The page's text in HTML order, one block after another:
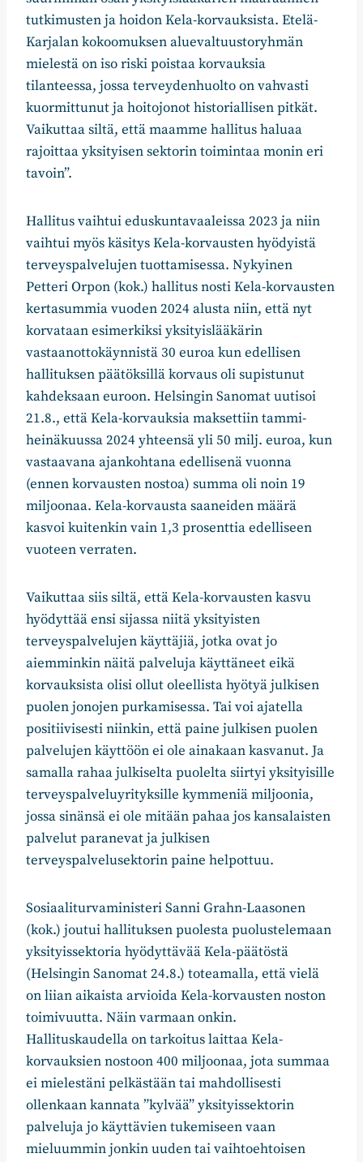
tutkimusten ja hoidon Kela-korvauksista. Etelä-
Karjalan kokoomuksen aluevaltuustoryhmän
mielestä on iso riski poistaa korvauksia
tilanteessa, jossa terveydenhuolto on vahvasti
kuormittunut ja hoitojonot historiallisen pitkät.
Vaikuttaa siltä, että maamme hallitus haluaa
rajoittaa yksityisen sektorin toimintaa monin eri
tavoin”.
Hallitus vaihtui eduskuntavaaleissa 2023 ja niin
vaihtui myös käsitys Kela-korvausten hyödyistä
terveyspalvelujen tuottamisessa. Nykyinen
Petteri Orpon (kok.) hallitus nosti Kela-korvausten
kertasummia vuoden 2024 alusta niin, että nyt
korvataan esimerkiksi yksityislääkärin
vastaanottokäynnistä 30 euroa kun edellisen
hallituksen päätöksillä korvaus oli supistunut
kahdeksaan euroon. Helsingin Sanomat uutisoi
21.8., että Kela-korvauksia maksettiin tammi-
heinäkuussa 2024 yhteensä yli 50 milj. euroa, kun
vastaavana ajankohtana edellisenä vuonna
(ennen korvausten nostoa) summa oli noin 19
miljoonaa. Kela-korvausta saaneiden määrä
kasvoi kuitenkin vain 1,3 prosenttia edelliseen
vuoteen verraten.
Vaikuttaa siis siltä, että Kela-korvausten kasvu
hyödyttää ensi sijassa niitä yksityisten
terveyspalvelujen käyttäjiä, jotka ovat jo
aiemminkin näitä palveluja käyttäneet eikä
korvauksista olisi ollut oleellista hyötyä julkisen
puolen jonojen purkamisessa. Tai voi ajatella
positiivisesti niinkin, että paine julkisen puolen
palvelujen käyttöön ei ole ainakaan kasvanut. Ja
samalla rahaa julkiselta puolelta siirtyi yksityisille
terveyspalveluyrityksille kymmeniä miljoonia,
jossa sinänsä ei ole mitään pahaa jos kansalaisten
palvelut paranevat ja julkisen
terveyspalvelusektorin paine helpottuu.
Sosiaaliturvaministeri Sanni Grahn-Laasonen
(kok.) joutui hallituksen puolesta puolustelemaan
yksityissektoria hyödyttävää Kela-päätöstä
(Helsingin Sanomat 24.8.) toteamalla, että vielä
on liian aikaista arvioida Kela-korvausten noston
toimivuutta. Näin varmaan onkin.
Hallituskaudella on tarkoitus laittaa Kela-
korvauksien nostoon 400 miljoonaa, jota summaa
ei mielestäni pelkästään tai mahdollisesti
ollenkaan kannata ”kylvää” yksityissektorin
palveluja jo käyttävien tukemiseen vaan
mieluummin jonkin uuden tai vaihtoehtoisen